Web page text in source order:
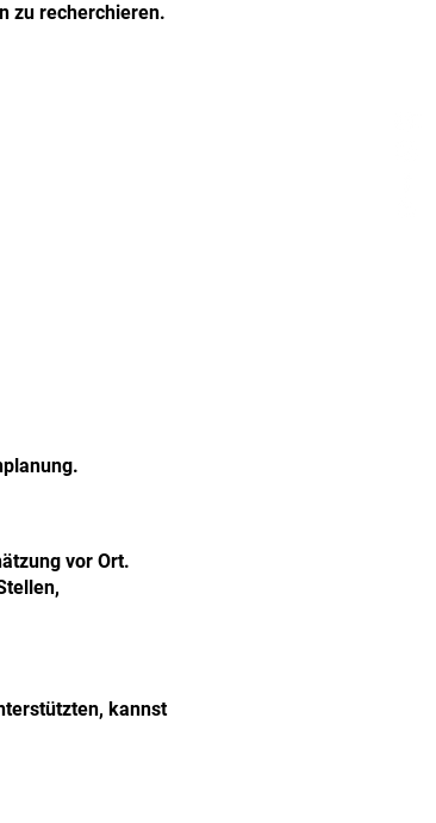
zu recherchieren.
vor Ort.
kannst